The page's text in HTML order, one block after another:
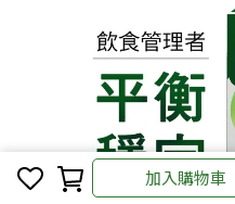
加入購物車